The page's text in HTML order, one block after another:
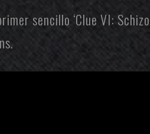
sencillo ‘Clue VI:
.